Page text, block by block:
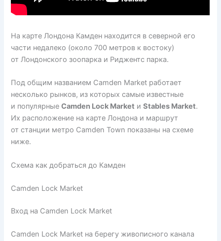
На карте Лондона Камден находится в северной его
части недалеко (около 700 метров к востоку)
от Лондонского зоопарка и Риджентс парка.
Под общим названием Camden Market работает
несколько рынков, из которых самые известные
и популярныеCamden Lock Market иStables Market.
Их расположение на карте Лондона и маршрут
от станции метро Camden Town показаны на схеме
ниже.
Схема как добраться до Камден
Camden Lock Market
Вход на Camden Lock Market
Camden Lock Market на берегу живописного канала